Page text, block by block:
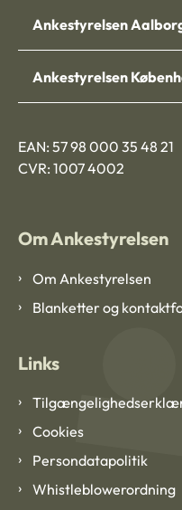
Ankestyrelsen
Ankestyrelsen
EAN: 57 98 000 35 48 21
CVR: 1007 4002
Om Ankestyrelsen
Om Ankestyrelsen
Blanketter og
Links
Cookies
Persondatapolitik
Whistleblowerordning